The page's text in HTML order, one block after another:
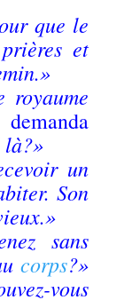
que le
et
royaume
un
Son
sans
corps?»
vous